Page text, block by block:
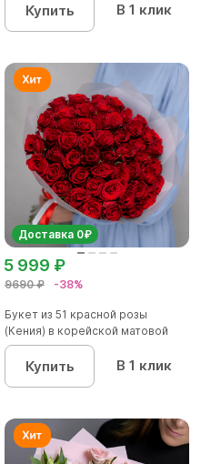
Купить В 1 клик
Доставка 0₽
9690 ₽ -38%
5 999 ₽
Букет из 51 красной розы
(Кения) в корейской матовой
уп...
Купить В 1 клик